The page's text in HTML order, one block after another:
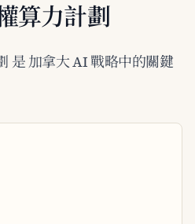
算力計劃
是 加拿大 AI 戰略中的關鍵